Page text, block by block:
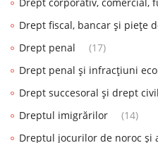
Drept fiscal, bancar și piețe
Drept penal
(17)
Drept penal și infracțiuni
Drept succesoral și drept civil
Dreptul imigrărilor
(14)
Dreptul jocurilor de noroc